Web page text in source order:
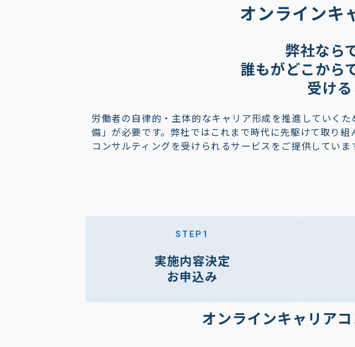
オンラインキ
弊社なら
誰もがどこから
受け
労働者の自律的・主体的なキャリア形成を推進していく
備」が必要です。弊社ではこれまで時代に先駆けて取り
コンサルティングを受けられるサービスをご提供していま
STEP1
実施内容決定
お申込み
オンラインキャリア